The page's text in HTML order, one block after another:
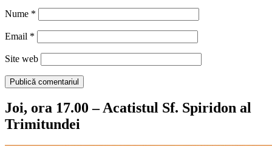
Nume *
Email *
Site web
Joi, ora 17.00 – Acatistul Sf. Spiridon al
Trimitundei